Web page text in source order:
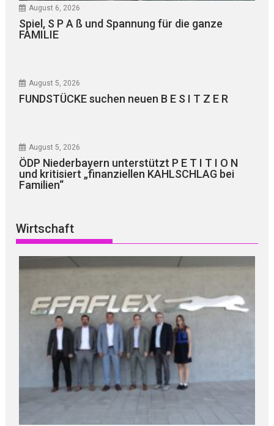
August 6, 2026
Spiel, S P A ß und Spannung für die ganze
FAMILIE
August 5, 2026
FUNDSTÜCKE suchen neuen B E S I T Z E R
August 5, 2026
ÖDP Niederbayern unterstützt P E T I T I O N
und kritisiert „finanziellen KAHLSCHLAG bei
Familien“
Wirtschaft